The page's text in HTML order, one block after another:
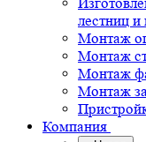
лестниц и
Монтаж
Монтаж
Монтаж
Монтаж
Компания